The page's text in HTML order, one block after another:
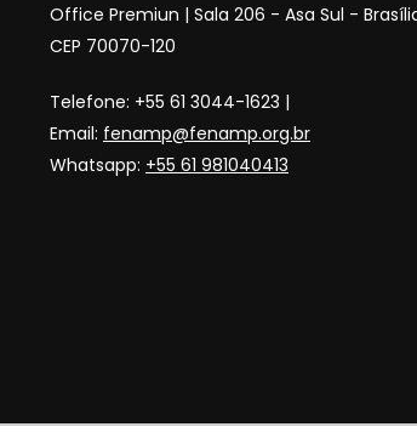
Office Premiun | Sala 206 - Asa Sul -
CEP 70070-120
Telefone: +55 61 3044-1623 |
Email: fenamp@fenamp.org.br
Whatsapp: +55 61 981040413